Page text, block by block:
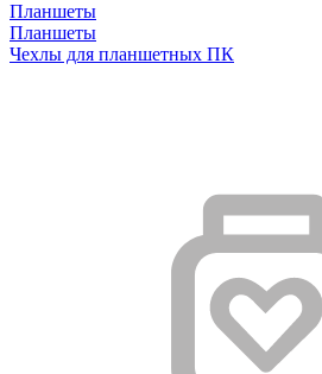
Планшеты
Планшеты
Чехлы для планшетных ПК